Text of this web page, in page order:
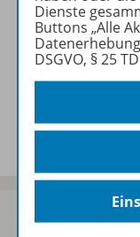
Digitale
Dienste
Buttons „Alle
DSGVO, § 25